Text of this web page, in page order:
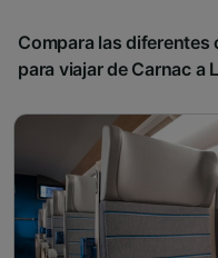
Compara las diferentes
para viajar de Carnac a